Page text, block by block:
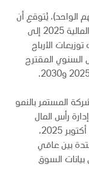
للعام 2025 بقيمة 250 مليون دولار (ما يعادل نحو 5.7 فلس للسهم الواحد)، يُتوقع أن
تُوزع في النصف الثاني من شهر أبريل عام 2026. ومع احتساب الدفعات السابقة، يرتفع إجمالي توزيعات أرباح السنة المالية 2025 إلى
الأرباح
السنوي المقترح
في خطوة تؤكد التزام الشركة المستمر بالنمو
رأس المال
وتخصيصه. وكانت "أدنوك للحفر" قد أعلنت خلال فعالية "مجلس أدنوك للمستثمرين"، الذي نظمته شركة "أدنوك" في أكتوبر 2025،
عن 6.8 مليار دولار للفترة الممتدة بين عامَي
تم احتسابه استناداً إلى بيانات السوق